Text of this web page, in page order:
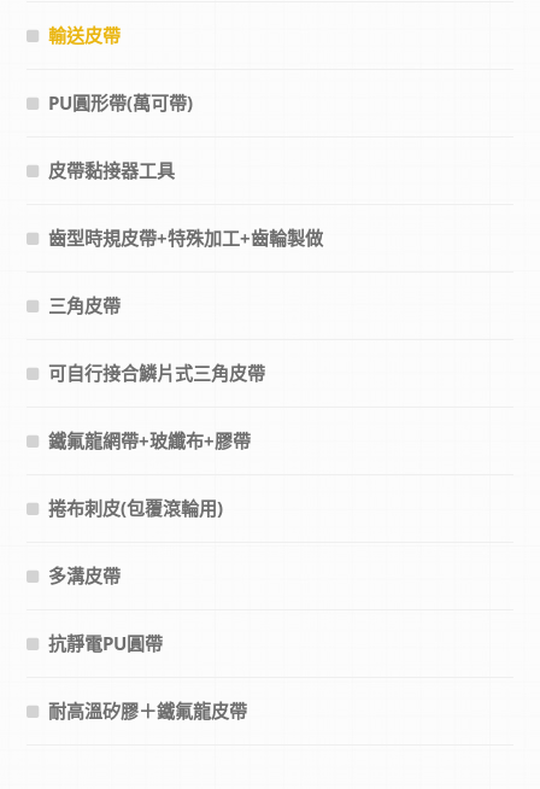
輸送皮帶
PU圓形帶(萬可帶)
皮帶黏接器工具
齒型時規皮帶+特殊加工+齒輪製做
三角皮帶
可自行接合鱗片式三角皮帶
鐵氟龍網帶+玻纖布+膠帶
捲布刺皮(包覆滾輪用)
多溝皮帶
抗靜電PU圓帶
耐高溫矽膠＋鐵氟龍皮帶